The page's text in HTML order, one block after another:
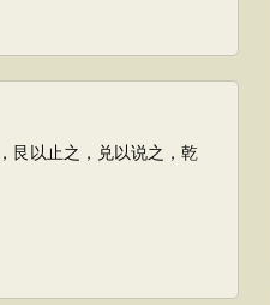
以止之，兑以说之，乾